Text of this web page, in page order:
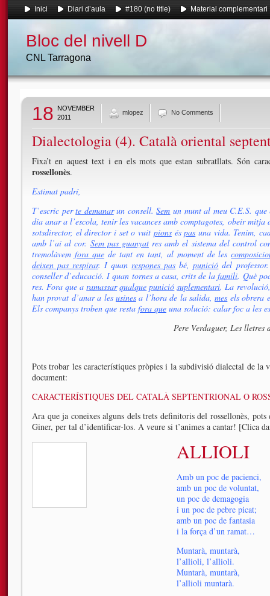
Inici Diari d’aula #180 (no title) Material complementari
Bloc del nivell D
CNL Tarragona
18
NOVEMBER
2011
mlopez No Comments
Dialectologia (4). Català oriental
Fixa’t en aquest text i en els mots que estan subratllats. Són
rossellonès.
Estimat padrí,
T’escric perte demanarun consell.Sem un munt al meu C.E.S.
dia anar a l’escola, tenir les vacances amb comptagotes, obeir mitja
sotsdirector, el director i set o vuit pionséspas una vida. Tenim,
amb l’ai al cor. Sem pas guanyatres amb el sistema del control
tremolàvem fora quede tant en tant, al moment de les
deixen pas respirar. I quanrespones pas bé,punició del
conseller d’educació. I quan tornes a casa, crits de lafamili. Què
res. Fora que aramassar qualque punició suplementari. La
han provat d’anar a les usinesa l’hora de la salida,mes els obrera
Els companys troben que resta fora que una solució: calar foc a les
Pere Verdaguer, Les lletres
Pots trobar les característiques pròpies i la subdivisió dialectal de la
document:
CARACTERÍSTIQUES DEL CATALÀ SEPTENTRIONAL O
Ara que ja coneixes alguns dels trets definitoris del rossellonès, pots
Giner, per tal d’identificar-los. A veure si t’animes a cantar! [Clica
ALLIOLI
Amb un poc de pacienci,
amb un poc de voluntat,
un poc de demagogia
i un poc de pebre picat;
amb un poc de fantasia
i la força d’un ramat…
Muntarà, muntarà,
l’allioli, l’allioli.
Muntarà, muntarà,
l’allioli muntarà.